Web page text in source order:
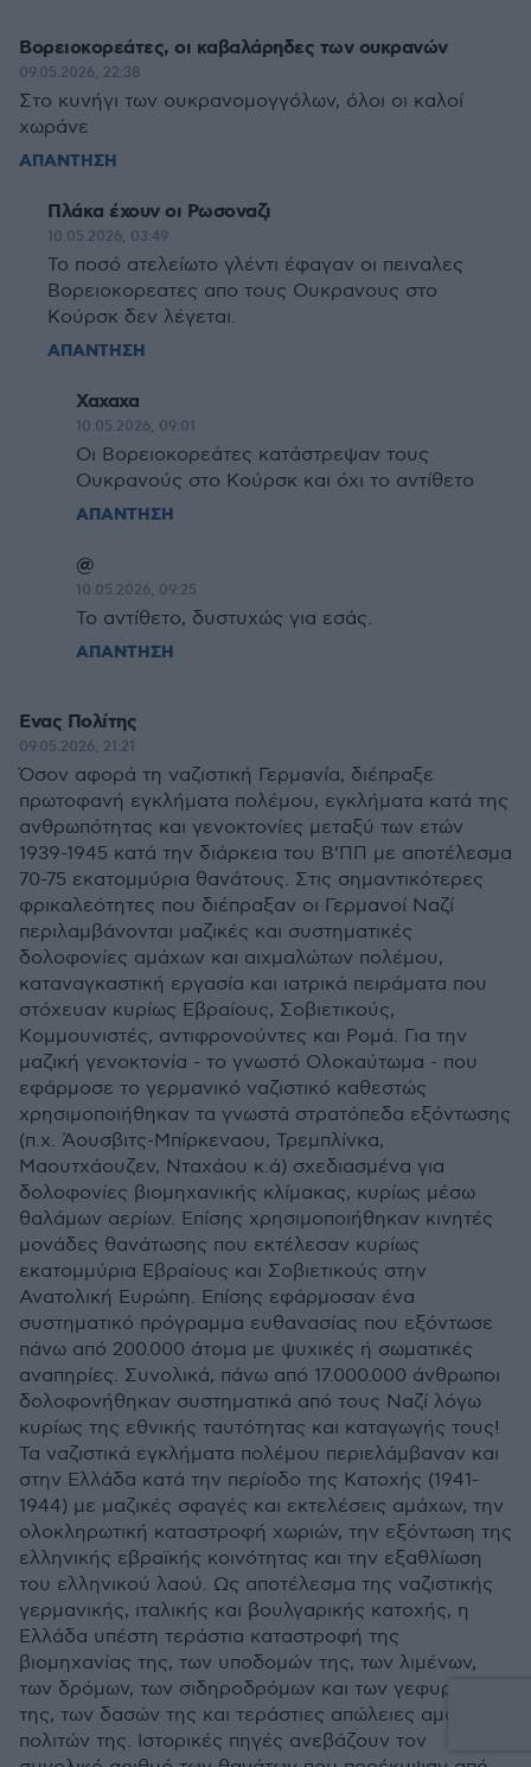
Βορειοκορεάτες, οι καβαλάρηδες των ουκρανών
09.05.2026, 22:38
Στο κυνήγι των ουκρανομογγόλων, όλοι οι καλοί
χωράνε
ΑΠΑΝΤΗΣΗ
Πλάκα έχουν οι Ρωσοναζι
10.05.2026, 03:49
Το ποσό ατελείωτο γλέντι έφαγαν οι πειναλες
Βορειοκορεατες απο τους Ουκρανους στο
Κούρσκ δεν λέγεται.
ΑΠΑΝΤΗΣΗ
Χαχαχα
10.05.2026, 09:01
Οι Βορειοκορεάτες κατάστρεψαν τους
Ουκρανούς στο Κούρσκ και όχι το αντίθετο
ΑΠΑΝΤΗΣΗ
@
10.05.2026, 09:25
Το αντίθετο, δυστυχώς για εσάς.
ΑΠΑΝΤΗΣΗ
Ενας Πολίτης
09.05.2026, 21:21
Όσον αφορά τη ναζιστική Γερμανία, διέπραξε
πρωτοφανή εγκλήματα πολέμου, εγκλήματα κατά της
ανθρωπότητας και γενοκτονίες μεταξύ των ετών
1939-1945 κατά την διάρκεια του Β’ΠΠ με αποτέλεσμα
70-75 εκατομμύρια θανάτους. Στις σημαντικότερες
φρικαλεότητες που διέπραξαν οι Γερμανοί Ναζί
περιλαμβάνονται μαζικές και συστηματικές
δολοφονίες αμάχων και αιχμαλώτων πολέμου,
καταναγκαστική εργασία και ιατρικά πειράματα που
στόχευαν κυρίως Εβραίους, Σοβιετικούς,
Κομμουνιστές, αντιφρονούντες και Ρομά. Για την
μαζική γενοκτονία - το γνωστό Ολοκαύτωμα - που
εφάρμοσε το γερμανικό ναζιστικό καθεστώς
χρησιμοποιήθηκαν τα γνωστά στρατόπεδα εξόντωσης
(π.χ. Άουσβιτς-Μπίρκεναου, Τρεμπλίνκα,
Μαουτχάουζεν, Νταχάου κ.ά) σχεδιασμένα για
δολοφονίες βιομηχανικής κλίμακας, κυρίως μέσω
θαλάμων αερίων. Επίσης χρησιμοποιήθηκαν κινητές
μονάδες θανάτωσης που εκτέλεσαν κυρίως
εκατομμύρια Εβραίους και Σοβιετικούς στην
Ανατολική Ευρώπη. Επίσης εφάρμοσαν ένα
συστηματικό πρόγραμμα ευθανασίας που εξόντωσε
πάνω από 200.000 άτομα με ψυχικές ή σωματικές
αναπηρίες. Συνολικά, πάνω από 17.000.000 άνθρωποι
δολοφονήθηκαν συστηματικά από τους Ναζί λόγω
κυρίως της εθνικής ταυτότητας και καταγωγής τους!
Τα ναζιστικά εγκλήματα πολέμου περιελάμβαναν και
στην Ελλάδα κατά την περίοδο της Κατοχής (1941-
1944) με μαζικές σφαγές και εκτελέσεις αμάχων, την
ολοκληρωτική καταστροφή χωριών, την εξόντωση της
ελληνικής εβραϊκής κοινότητας και την εξαθλίωση
του ελληνικού λαού. Ως αποτέλεσμα της ναζιστικής
γερμανικής, ιταλικής και βουλγαρικής κατοχής, η
Ελλάδα υπέστη τεράστια καταστροφή της
βιομηχανίας της, των υποδομών της, των λιμένων,
των δρόμων, των σιδηροδρόμων και των γεφυρών
της, των δασών της και τεράστιες απώλειες αμάχων
πολιτών της. Ιστορικές πηγές ανεβάζουν τον